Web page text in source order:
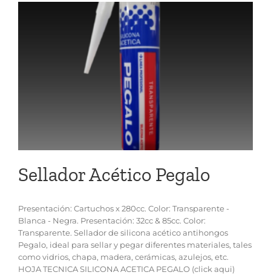
Sellador Acético Pegalo
Presentación: Cartuchos x 280cc. Color: Transparente -
Blanca - Negra. Presentación: 32cc & 85cc. Color:
Transparente. Sellador de silicona acético antihongos
Pegalo, ideal para sellar y pegar diferentes materiales, tales
como vidrios, chapa, madera, cerámicas, azulejos, etc.
HOJA TECNICA SILICONA ACETICA PEGALO (click aqui)